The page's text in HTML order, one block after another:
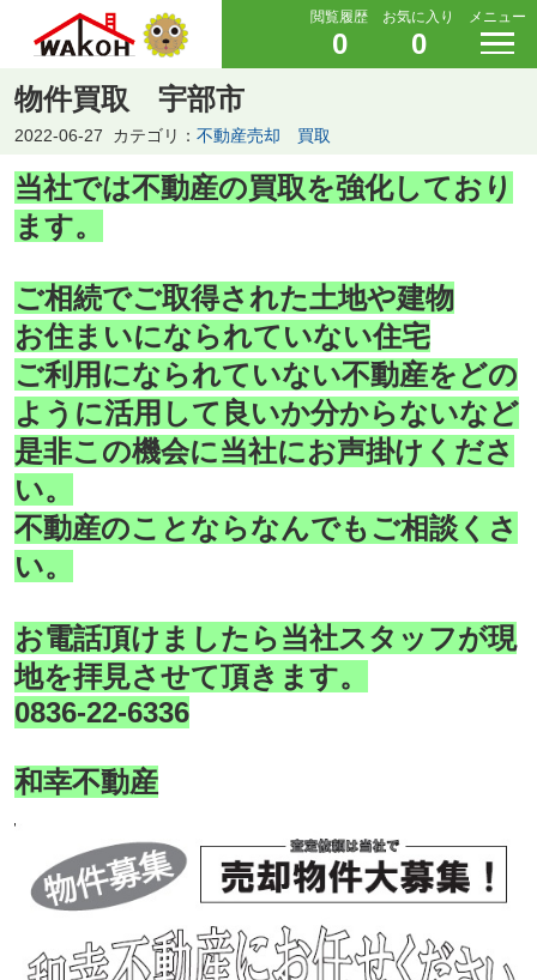
閲覧履歴
0
お気に入り
0
メニュー
物件買取 宇部市
2022-06-27 カテゴリ： 不動産売却 買取
当社では不動産の買取を強化しており
ます。
ご相続でご取得された土地や建物
お住まいになられていない住宅
ご利用になられていない不動産をどの
ように活用して良いか分からないなど
是非この機会に当社にお声掛けくださ
い。
不動産のことならなんでもご相談くさ
い。
お電話頂けましたら当社スタッフが現
地を拝見させて頂きます。
0836-22-6336
和幸不動産